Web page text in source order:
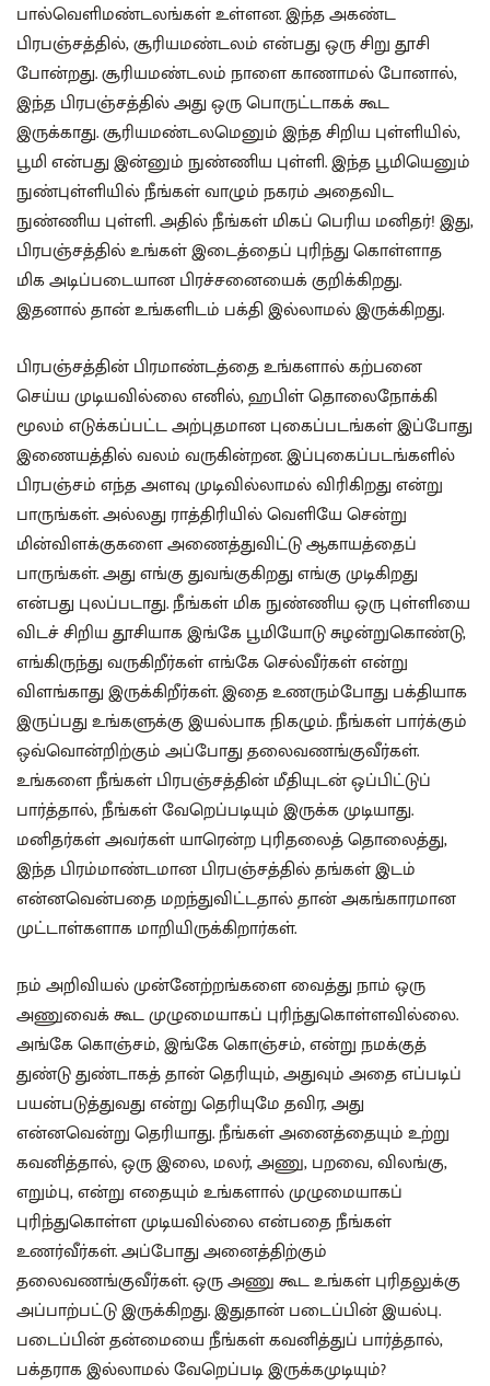
பால்வெளிமண்டலங்கள் உள்ளன. இந்த அகண்ட
பிரபஞ்சத்தில், சூரியமண்டலம் என்பது ஒரு சிறு தூசி
போன்றது. சூரியமண்டலம் நாளை காணாமல் போனால்,
இந்த பிரபஞ்சத்தில் அது ஒரு பொருட்டாகக் கூட
இருக்காது. சூரியமண்டலமெனும் இந்த சிறிய புள்ளியில்,
பூமி என்பது இன்னும் நுண்ணிய புள்ளி. இந்த பூமியெனும்
நுண்புள்ளியில் நீங்கள் வாழும் நகரம் அதைவிட
நுண்ணிய புள்ளி. அதில் நீங்கள் மிகப் பெரிய மனிதர்! இது,
பிரபஞ்சத்தில் உங்கள் இடைத்தைப் புரிந்து கொள்ளாத
மிக அடிப்படையான பிரச்சனையைக் குறிக்கிறது.
இதனால் தான் உங்களிடம் பக்தி இல்லாமல் இருக்கிறது.
பிரபஞ்சத்தின் பிரமாண்டத்தை உங்களால் கற்பனை
செய்ய முடியவில்லை எனில், ஹபிள் தொலைநோக்கி
மூலம் எடுக்கப்பட்ட அற்புதமான புகைப்படங்கள் இப்போது
இணையத்தில் வலம் வருகின்றன. இப்புகைப்படங்களில்
பிரபஞ்சம் எந்த அளவு முடிவில்லாமல் விரிகிறது என்று
பாருங்கள். அல்லது ராத்திரியில் வெளியே சென்று
மின்விளக்குகளை அணைத்துவிட்டு ஆகாயத்தைப்
பாருங்கள். அது எங்கு துவங்குகிறது எங்கு முடிகிறது
என்பது புலப்படாது. நீங்கள் மிக நுண்ணிய ஒரு புள்ளியை
விடச் சிறிய தூசியாக இங்கே பூமியோடு சுழன்றுகொண்டு,
எங்கிருந்து வருகிறீர்கள் எங்கே செல்வீர்கள் என்று
விளங்காது இருக்கிறீர்கள். இதை உணரும்போது பக்தியாக
இருப்பது உங்களுக்கு இயல்பாக நிகழும். நீங்கள் பார்க்கும்
ஒவ்வொன்றிற்கும் அப்போது தலைவணங்குவீர்கள்.
உங்களை நீங்கள் பிரபஞ்சத்தின் மீதியுடன் ஒப்பிட்டுப்
பார்த்தால், நீங்கள் வேறெப்படியும் இருக்க முடியாது.
மனிதர்கள் அவர்கள் யாரென்ற புரிதலைத் தொலைத்து,
இந்த பிரம்மாண்டமான பிரபஞ்சத்தில் தங்கள் இடம்
என்னவென்பதை மறந்துவிட்டதால் தான் அகங்காரமான
முட்டாள்களாக மாறியிருக்கிறார்கள்.
நம் அறிவியல் முன்னேற்றங்களை வைத்து நாம் ஒரு
அணுவைக் கூட முழுமையாகப் புரிந்துகொள்ளவில்லை.
அங்கே கொஞ்சம், இங்கே கொஞ்சம், என்று நமக்குத்
துண்டு துண்டாகத் தான் தெரியும், அதுவும் அதை எப்படிப்
பயன்படுத்துவது என்று தெரியுமே தவிர, அது
என்னவென்று தெரியாது. நீங்கள் அனைத்தையும் உற்று
கவனித்தால், ஒரு இலை, மலர், அணு, பறவை, விலங்கு,
எறும்பு, என்று எதையும் உங்களால் முழுமையாகப்
புரிந்துகொள்ள முடியவில்லை என்பதை நீங்கள்
உணர்வீர்கள். அப்போது அனைத்திற்கும்
தலைவணங்குவீர்கள். ஒரு அணு கூட உங்கள் புரிதலுக்கு
அப்பாற்பட்டு இருக்கிறது. இதுதான் படைப்பின் இயல்பு.
படைப்பின் தன்மையை நீங்கள் கவனித்துப் பார்த்தால்,
பக்தராக இல்லாமல் வேறெப்படி இருக்கமுடியும்?